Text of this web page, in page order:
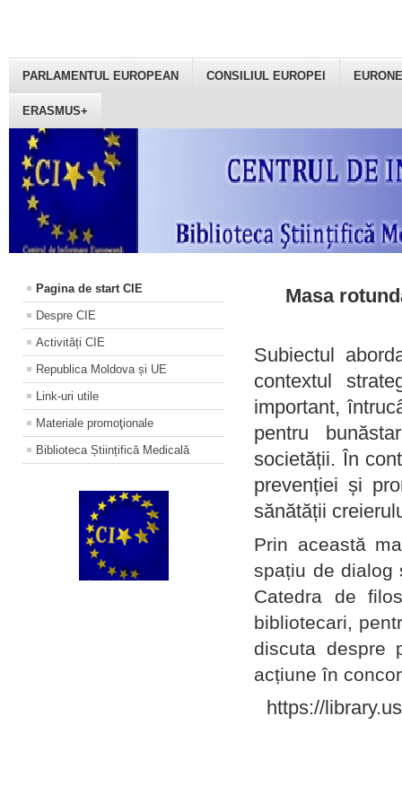
PARLAMENTUL EUROPEAN CONSILIUL EUROPEI
ERASMUS+
Pagina de start CIE
Despre CIE
Activități CIE
Republica Moldova și UE
Link-uri utile
Materiale promoţionale
Biblioteca Științifică Medicală
Masa
Subiectul
contextul
important,
pentru
societății. În
prevenției și
sănătății
Prin această
spațiu de dialog
Catedra de
bibliotecari,
discuta despre
acțiune în
https://